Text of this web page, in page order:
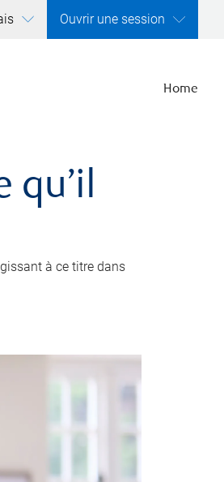
Ouvrir une session
Home
qu’il
à ce titre dans